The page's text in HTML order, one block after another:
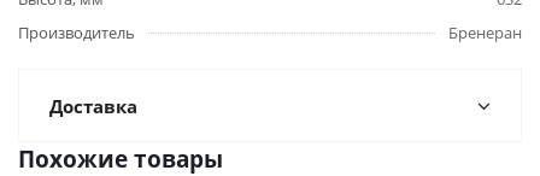
Производитель
Бренеран
Доставка
Похожие товары